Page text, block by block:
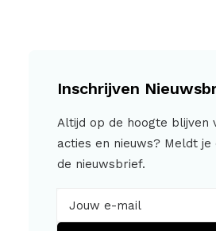
Inschrijven
Altijd op de hoogte blijven
acties en nieuws? Meldt je
de nieuwsbrief.